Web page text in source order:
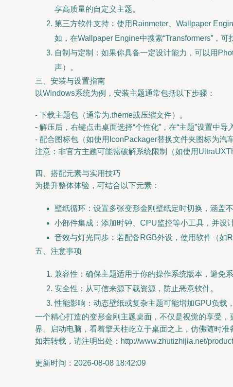
享高质量的自定义主题。
第三方软件支持：使用Rainmeter、Wallpaper
如，在Wallpaper Engine中搜索“Transformers”，
自制与定制：如果你具备一定设计能力，可以用
声）。
三、安装与设置指南
以Windows系统为例，安装主题通常包括以下步骤：
- 下载主题包（通常为.theme或压缩文件）。
- 解压后，右键点击桌面选择“个性化”，在“主题”设置中导
- 配合图标包（如使用IconPackager替换文件夹图标为汽
注意：非官方主题可能需破解系统限制（如使用
四、搭配元素与实用技巧
为提升整体体验，可结合以下元素：
壁纸循环：设置多张变形金刚壁纸定时切换，涵盖不
小部件集成：添加时钟、CPU监控等小工具，并设
音效与灯光同步：若配备RGB外设，使用软件（如
五、注意事项
兼容性：确保主题适用于你的操作系统版本，避免系
安全性：从可信来源下载资源，防止恶意软件。
性能影响：动态壁纸或复杂主题可能增加GPU负载
一个精心打造的变形金刚主题桌面，不仅是视觉的享受
界。启动电脑，看着擎天柱屹立于桌面之上，仿佛随时
如若转载，请注明出处：http://www.zhutizhijia.net/
更新时间：2026-08-08 18:42:09